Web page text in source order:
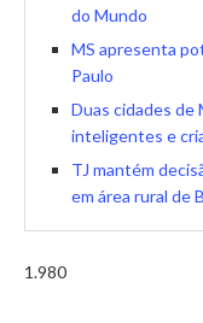
do Mundo
MS apresenta
Paulo
Duas cidades de
inteligentes e
TJ mantém
em área rural de
1.980